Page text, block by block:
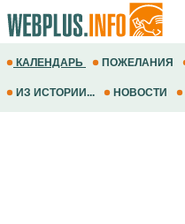
КАЛЕНДАРЬ ПОЖЕЛАНИЯ
ИЗ ИСТОРИИ... НОВОСТИ